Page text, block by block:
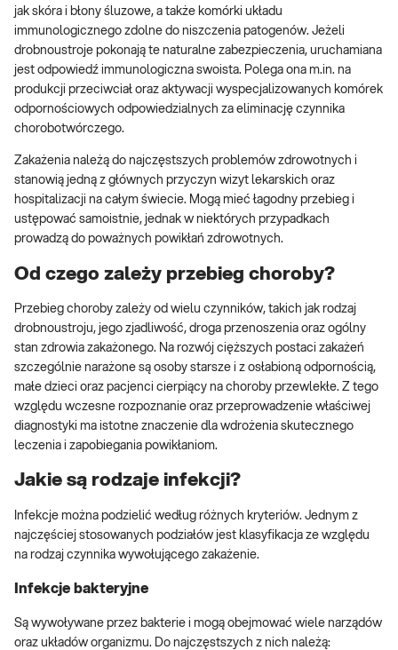
jak skóra i błony śluzowe, a także komórki układu
immunologicznego zdolne do niszczenia patogenów. Jeżeli
drobnoustroje pokonają te naturalne zabezpieczenia, uruchamiana
jest odpowiedź immunologiczna swoista. Polega ona m.in. na
produkcji przeciwciał oraz aktywacji wyspecjalizowanych komórek
odpornościowych odpowiedzialnych za eliminację czynnika
chorobotwórczego.
Zakażenia należą do najczęstszych problemów zdrowotnych i
stanowią jedną z głównych przyczyn wizyt lekarskich oraz
hospitalizacji na całym świecie. Mogą mieć łagodny przebieg i
ustępować samoistnie, jednak w niektórych przypadkach
prowadzą do poważnych powikłań zdrowotnych.
Od czego zależy przebieg choroby?
Przebieg choroby zależy od wielu czynników, takich jak rodzaj
drobnoustroju, jego zjadliwość, droga przenoszenia oraz ogólny
stan zdrowia zakażonego. Na rozwój cięższych postaci zakażeń
szczególnie narażone są osoby starsze i z osłabioną odpornością,
małe dzieci oraz pacjenci cierpiący na choroby przewlekłe. Z tego
względu wczesne rozpoznanie oraz przeprowadzenie właściwej
diagnostyki ma istotne znaczenie dla wdrożenia skutecznego
leczenia i zapobiegania powikłaniom.
Jakie są rodzaje infekcji?
Infekcje można podzielić według różnych kryteriów. Jednym z
najczęściej stosowanych podziałów jest klasyfikacja ze względu
na rodzaj czynnika wywołującego zakażenie.
Infekcje bakteryjne
Są wywoływane przez bakterie i mogą obejmować wiele narządów
oraz układów organizmu. Do najczęstszych z nich należą: